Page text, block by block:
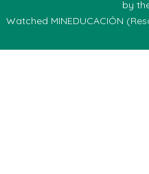
by
Watched MINEDUCACIÓN